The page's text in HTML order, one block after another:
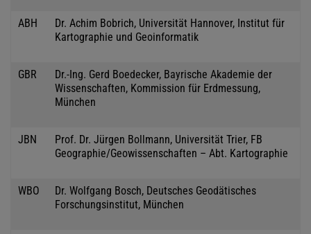
ABH
Dr. Achim Bobrich, Universität Hannover, Institut für
Kartographie und Geoinformatik
GBR
Dr.-Ing. Gerd Boedecker, Bayrische Akademie der
Wissenschaften, Kommission für Erdmessung,
München
JBN
Prof. Dr. Jürgen Bollmann, Universität Trier, FB
Geographie/Geowissenschaften – Abt. Kartographie
WBO
Dr. Wolfgang Bosch, Deutsches Geodätisches
Forschungsinstitut, München